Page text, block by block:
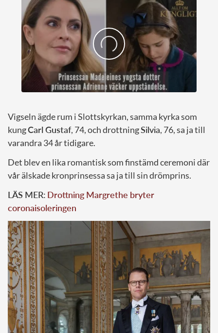
Vigseln ägde rum i Slottskyrkan, samma kyrka som
kungCarl Gustaf, 74, och drottningSilvia, 76, sa ja till
varandra 34 år tidigare.
Det blev en lika romantisk som finstämd ceremoni där
vår älskade kronprinsessa sa ja till sin drömprins.
LÄS MER: Drottning Margrethe bryter
coronaisoleringen